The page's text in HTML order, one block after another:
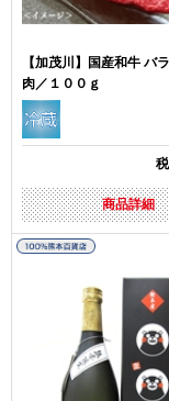
【加茂川】国産和牛 バ
肉／１００ｇ
商品詳細